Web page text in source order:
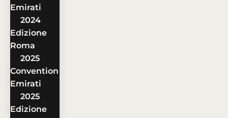
Emirati
2024
Edizione
Roma
2025
Convention
Emirati
2025
Edizione